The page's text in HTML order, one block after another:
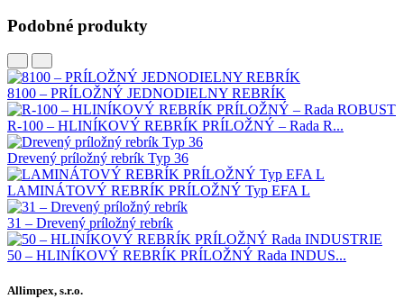
Podobné produkty
8100 – PRÍLOŽNÝ JEDNODIELNY REBRÍK
R-100 – HLINÍKOVÝ REBRÍK PRÍLOŽNÝ – Rada R...
Drevený príložný rebrík Typ 36
LAMINÁTOVÝ REBRÍK PRÍLOŽNÝ Typ EFA L
31 – Drevený príložný rebrík
50 – HLINÍKOVÝ REBRÍK PRÍLOŽNÝ Rada INDUS...
Allimpex, s.r.o.